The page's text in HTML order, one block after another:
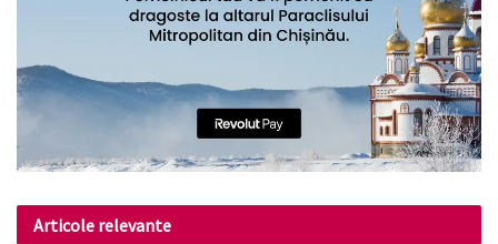
Articole relevante